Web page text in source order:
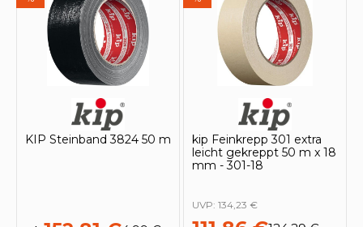
KIP Steinband 3824 50 m
kip Feinkrepp 301 extra
leicht gekreppt 50 m x 18
mm - 301-18
UVP: 134,23 €